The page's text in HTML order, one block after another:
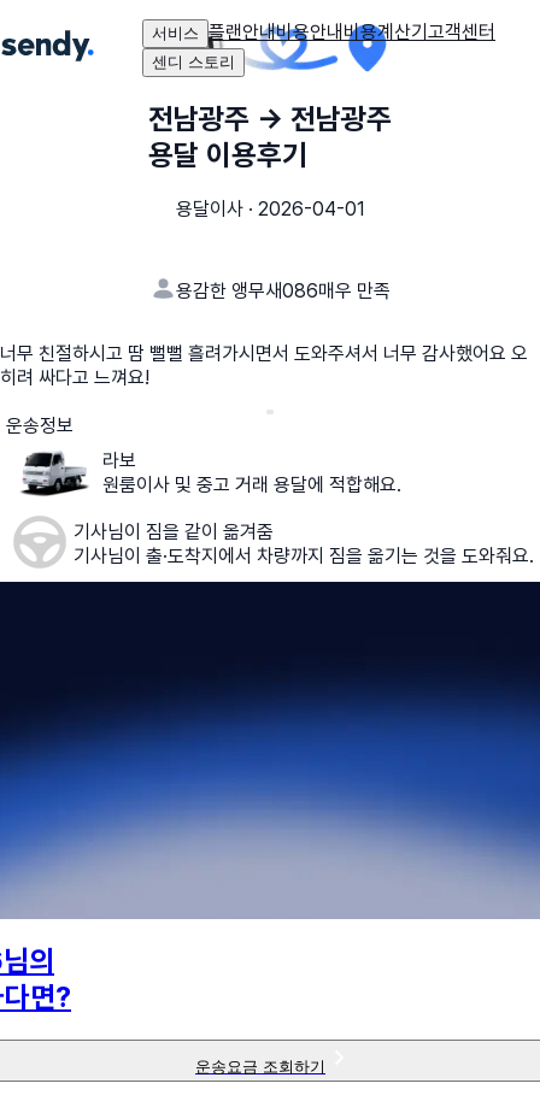
서비스 플랜안내비용안내비용계산기고객센터
센디 스토리
전남광주 → 전남광주
용달 이용후기
용달이사· 2026-04-01
용감한 앵무새086매우 만족
너무 친절하시고 땀 뻘뻘 흘려가시면서 도와주셔서 너무 감사했어요 오
히려 싸다고 느껴요!
운송정보
라보
원룸이사 및 중고 거래 용달에 적합해요.
기사님이 짐을 같이 옮겨줌
기사님이 출·도착지에서 차량까지 짐을 옮기는 것을 도와줘요.
님의
면?
운송요금 조회하기